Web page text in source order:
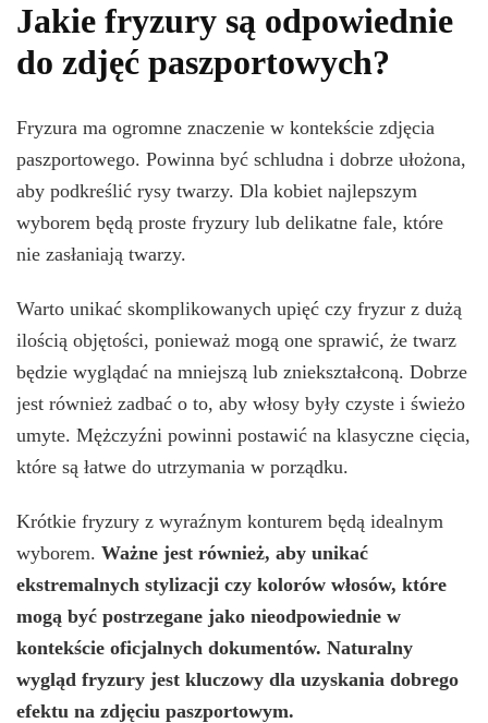
Jakie fryzury są odpowiednie
do zdjęć paszportowych?
Fryzura ma ogromne znaczenie w kontekście zdjęcia
paszportowego. Powinna być schludna i dobrze ułożona,
aby podkreślić rysy twarzy. Dla kobiet najlepszym
wyborem będą proste fryzury lub delikatne fale, które
nie zasłaniają twarzy.
Warto unikać skomplikowanych upięć czy fryzur z dużą
ilością objętości, ponieważ mogą one sprawić, że twarz
będzie wyglądać na mniejszą lub zniekształconą. Dobrze
jest również zadbać o to, aby włosy były czyste i świeżo
umyte. Mężczyźni powinni postawić na klasyczne cięcia,
które są łatwe do utrzymania w porządku.
Krótkie fryzury z wyraźnym konturem będą idealnym
wyborem. Ważne jest również, aby unikać
ekstremalnych stylizacji czy kolorów włosów, które
mogą być postrzegane jako nieodpowiednie w
kontekście oficjalnych dokumentów. Naturalny
wygląd fryzury jest kluczowy dla uzyskania dobrego
efektu na zdjęciu paszportowym.